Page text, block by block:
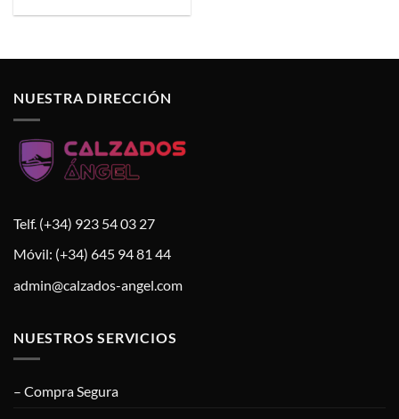
NUESTRA DIRECCIÓN
Telf. (+34) 923 54 03 27
Móvil: (+34) 645 94 81 44
admin@calzados-angel.com
NUESTROS SERVICIOS
– Compra Segura